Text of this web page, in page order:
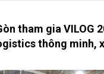
tham gia VILOG
thông minh,